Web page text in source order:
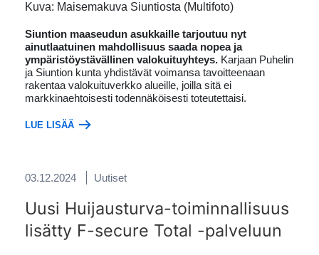
Kuva: Maisemakuva Siuntiosta (Multifoto)
Siuntion maaseudun asukkaille tarjoutuu nyt
ainutlaatuinen mahdollisuus saada nopea ja
ympäristöystävällinen valokuituyhteys. Karjaan Puhelin
ja Siuntion kunta yhdistävät voimansa tavoitteenaan
rakentaa valokuituverkko alueille, joilla sitä ei
markkinaehtoisesti todennäköisesti toteutettaisi.
LUE LISÄÄ
03.12.2024 Uutiset
Uusi Huijausturva-toiminnallisuus
lisätty F-secure Total -palveluun